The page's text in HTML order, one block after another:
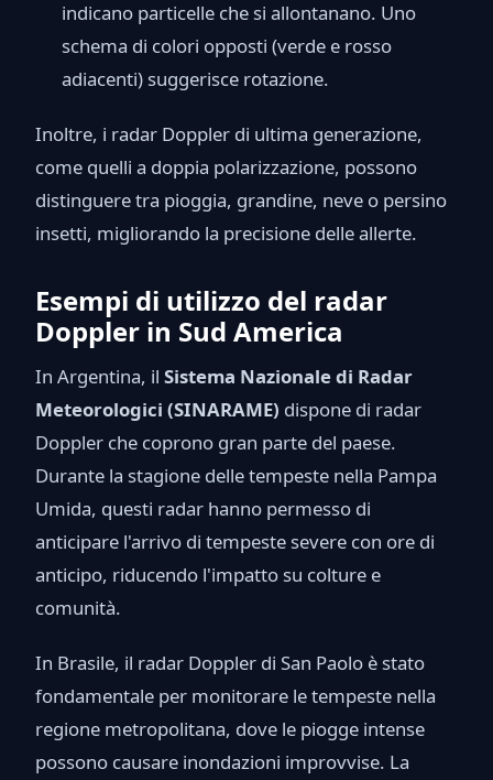
indicano particelle che si allontanano. Uno
schema di colori opposti (verde e rosso
adiacenti) suggerisce rotazione.
Inoltre, i radar Doppler di ultima generazione,
come quelli a doppia polarizzazione, possono
distinguere tra pioggia, grandine, neve o persino
insetti, migliorando la precisione delle allerte.
Esempi di utilizzo del radar
Doppler in Sud America
In Argentina, il Sistema Nazionale di Radar
Meteorologici (SINARAME) dispone di radar
Doppler che coprono gran parte del paese.
Durante la stagione delle tempeste nella Pampa
Umida, questi radar hanno permesso di
anticipare l'arrivo di tempeste severe con ore di
anticipo, riducendo l'impatto su colture e
comunità.
In Brasile, il radar Doppler di San Paolo è stato
fondamentale per monitorare le tempeste nella
regione metropolitana, dove le piogge intense
possono causare inondazioni improvvise. La